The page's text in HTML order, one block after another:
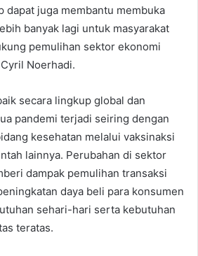
dapat juga membantu membuka
banyak lagi untuk masyarakat
pemulihan sektor ekonomi
Noerhadi.
secara lingkup global dan
pandemi terjadi seiring dengan
kesehatan melalui vaksinaksi
lainnya. Perubahan di sektor
dampak pemulihan transaksi
daya beli para konsumen
sehari-hari serta kebutuhan
teratas.